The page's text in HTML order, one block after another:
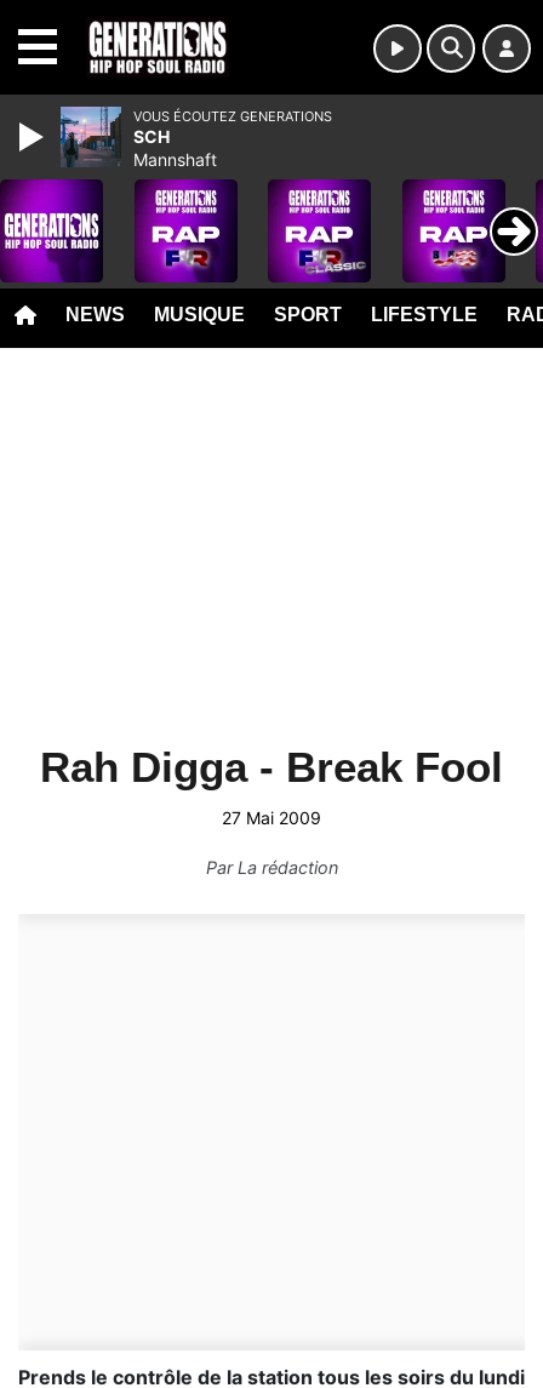
NEWS MUSIQUE SPORT LIFESTYLE
Rah Digga - Break Fool
27 Mai 2009
ParLa rédaction
Prends le contrôle de la station tous les soirs du lundi
VOUS ÉCOUTEZ GENERATIONS
SCH
Mannshaft